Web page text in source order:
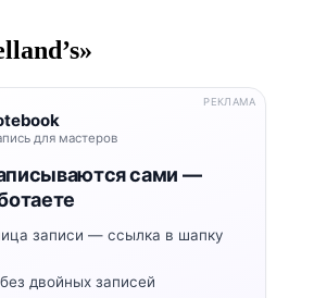
для мастеров
сами —
записи — ссылка в шапку
двойных записей
РЕКЛАМА